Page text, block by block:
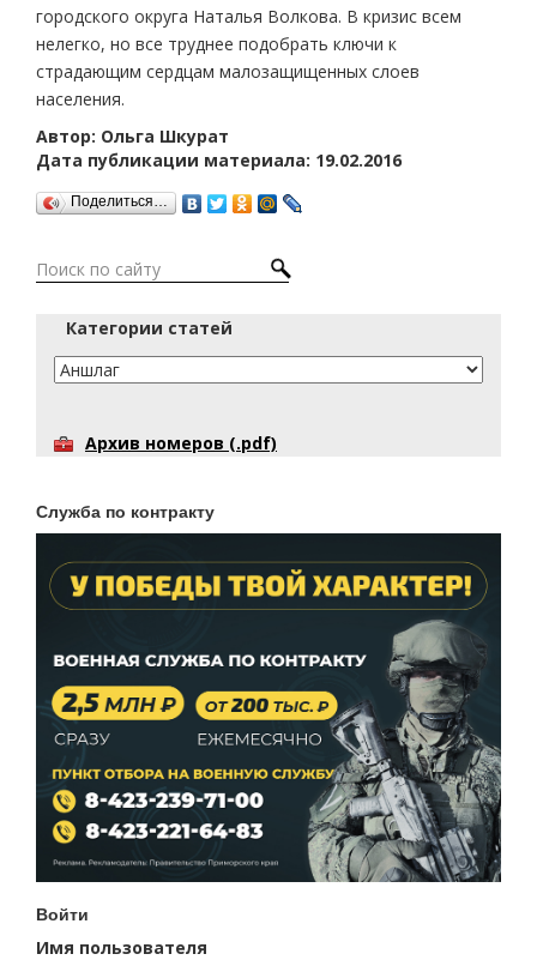
городского округа Наталья Волкова. В кризис всем
нелегко, но все труднее подобрать ключи к
страдающим сердцам малозащищенных слоев
населения.
Автор: Ольга Шкурат
Дата публикации материала: 19.02.2016
Поделиться…
Категории статей
Архив номеров (.pdf)
Служба по контракту
Войти
Имя пользователя